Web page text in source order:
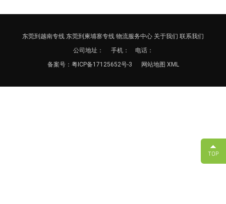
东莞到越南专线 东莞到柬埔寨专线 物流服务中心 关于我们 联系我们
公司地址： 手机： 电话：
备案号： 粤ICP备17125652号-3 网站地图 XML